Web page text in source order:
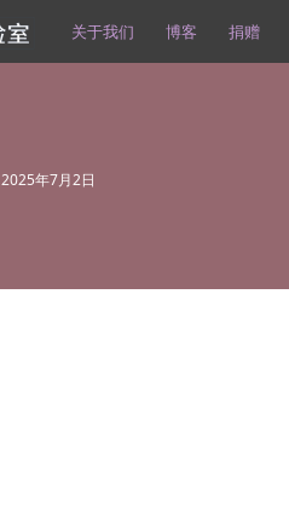
关于我们 博客 捐赠
2025年7月2日